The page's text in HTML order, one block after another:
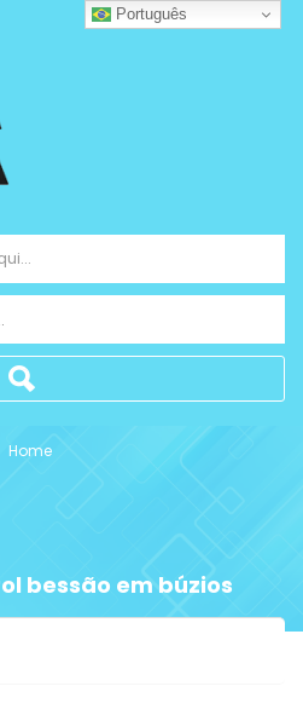
Home
bessão em búzios
Português